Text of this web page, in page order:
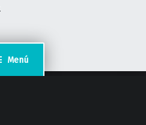
Menú